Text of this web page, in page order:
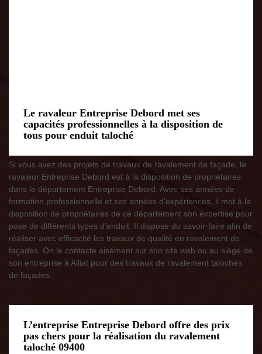
Le ravaleur Entreprise Debord met ses
capacités professionnelles à la disposition de
tous pour enduit taloché
Si vous avez des projets de travaux de ravalement de façade, le
ravaleur Entreprise Debord est à la disposition de propriétaires
dans le département Entreprise Debord. Avec ses années de
formation professionnelle et ses années d’expériences, il met à la
disposition de propriétaires de ce département son expertise pour
pose de différents types d’enduit. Il dispose du savoir-faire afin de
réaliser avec efficacité les travaux de qualité en ravalement de
façades. On le contacte aisément sur son site web ou au siège de
son entreprise à Alliat pour des travaux de ravalement talochés
de façades.
L’entreprise Entreprise Debord offre des prix
pas chers pour la réalisation du ravalement
taloché 09400